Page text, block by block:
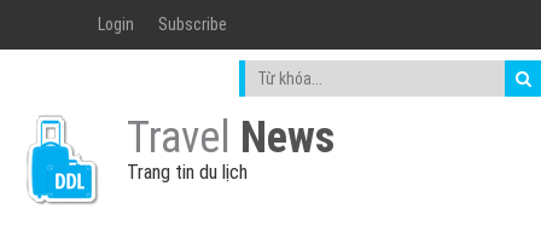
Login Subscribe
Travel News
Trang tin du lịch